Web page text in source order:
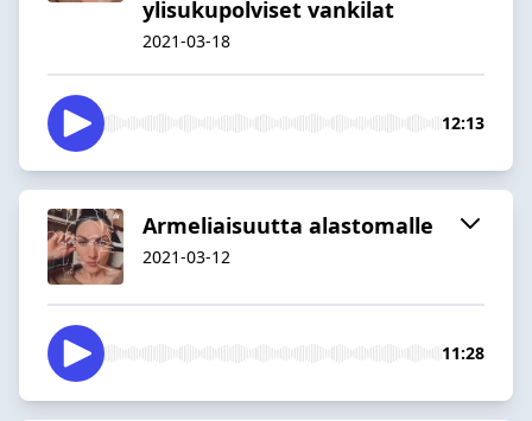
ylisukupolviset vankilat
2021-03-18
12:13
Armeliaisuutta alastomalle
2021-03-12
11:28